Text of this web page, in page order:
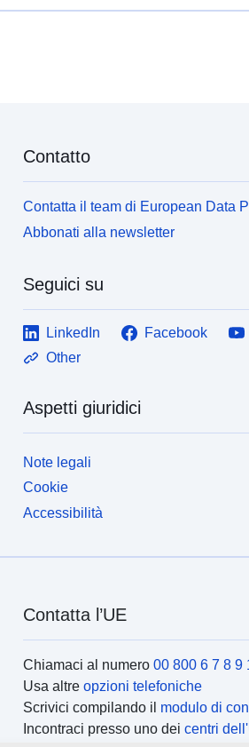
Contatto
Contatta il team di European Data
Abbonati alla newsletter
Seguici su
LinkedIn Facebook
Other
Aspetti giuridici
Note legali
Cookie
Accessibilità
Contatta l’UE
Chiamaci al numero 00 800 6 7 8 9
Usa altre opzioni telefoniche
Scrivici compilando il modulo di
Incontraci presso uno dei centri